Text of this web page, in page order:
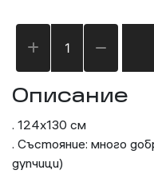
Описание
. 124x130 см
. Състояние: много
дупчици)